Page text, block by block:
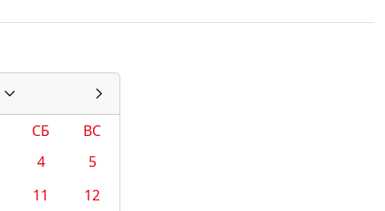
СБ
ВС
4
5
11
12